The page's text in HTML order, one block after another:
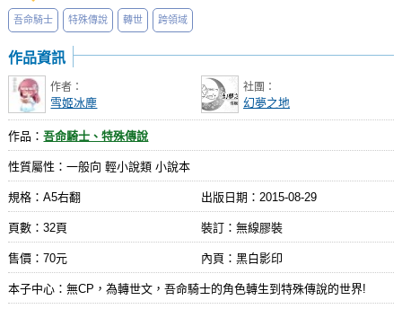
吾命騎士 特殊傳說 轉世 跨領域
作品資訊
作者：
雪姬冰塵
社團：
幻夢之地
作品：吾命騎士、特殊傳說
性質屬性：一般向 輕小說類 小說本
規格：A5右翻 出版日期： 2015-08-29
頁數：32頁 裝訂：無線膠裝
售價：70元 內頁：黑白影印
本子中心：無CP，為轉世文，吾命騎士的角色轉生到特殊傳說的世界!